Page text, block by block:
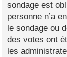
sondage est
personne n’a
le sondage ou
des votes ont
les